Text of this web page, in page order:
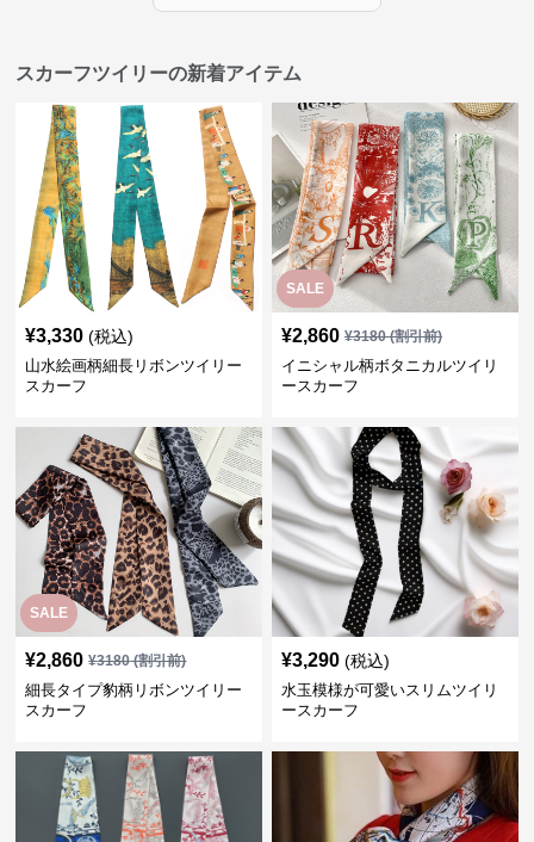
スカーフツイリーの新着アイテム
¥3,330 (税込)
山水絵画柄細長リボンツイリー
スカーフ
SALE
¥2,860 ¥3180(割引前)
イニシャル柄ボタニカルツイリ
ースカーフ
SALE
¥2,860 ¥3180(割引前)
細長タイプ豹柄リボンツイリー
スカーフ
¥3,290 (税込)
水玉模様が可愛いスリムツイリ
ースカーフ